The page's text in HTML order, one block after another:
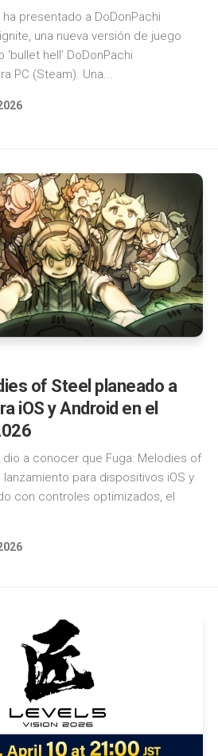
ha presentado a DoDonPachi
una nueva versión de juego
hell’ DoDonPachi
PC (Steam). Una...
of Steel planeado a
iOS y Android en el
dio a conocer que Fuga: Melodies of
para dispositivos iOS y
con controles optimizados, el